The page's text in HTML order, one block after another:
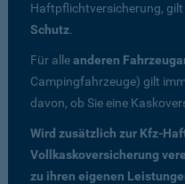
Haftpflichtversicherung, gilt
Schutz.
Für alleanderen
Campingfahrzeuge) gilt
davon, ob Sie eine
Wird zusätzlich zur Kfz-
Vollkaskoversicherung
zu ihren eigenen